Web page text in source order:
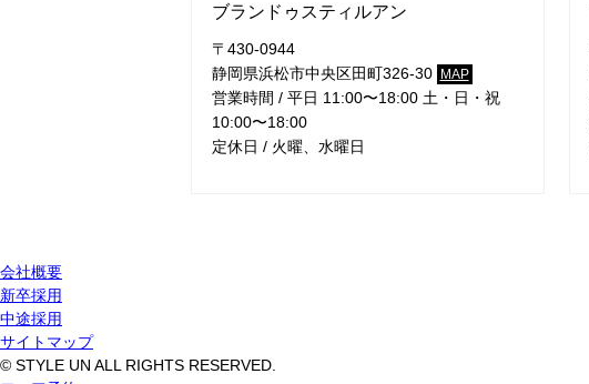
ブランドゥスティルアン
〒430-0944
静岡県浜松市中央区田町326-30 MAP
営業時間 / 平日 11:00〜18:00 土・日・祝
10:00〜18:00
定休日 / 火曜、水曜日
会社概要
新卒採用
中途採用
サイトマップ
© STYLE UN ALL RIGHTS RESERVED.